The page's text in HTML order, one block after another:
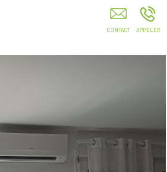
Climatisation Chauffage Installation Entretien
Dépannage Combs-La-Ville Melun Evry Créteil